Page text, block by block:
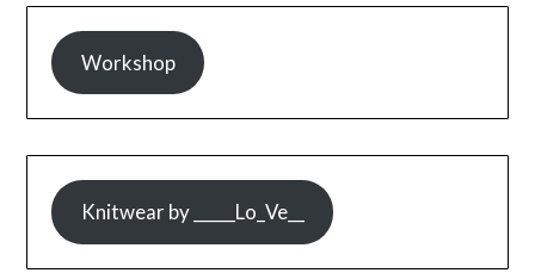
Workshop
Knitwear by _____Lo_Ve__